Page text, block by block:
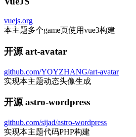
vuejs.org
本主题多个game页使用vue3构建
开源 art-avatar
github.com/YOYZHANG/art-avatar
实现本主题动态头像生成
开源 astro-wordpress
github.com/sijad/astro-wordpress
实现本主题代码PHP构建